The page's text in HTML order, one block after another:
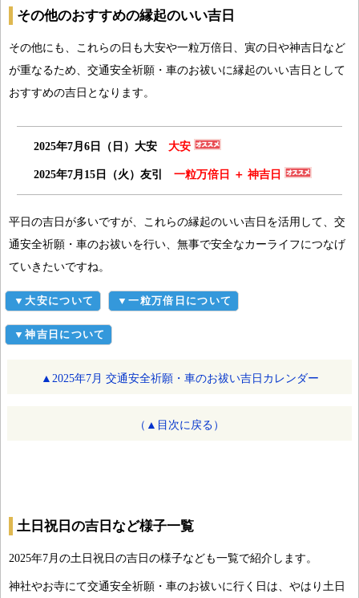
その他のおすすめの縁起のいい吉日
その他にも、これらの日も大安や一粒万倍日、寅の日や神吉日など
が重なるため、交通安全祈願・車のお祓いに縁起のいい吉日として
おすすめの吉日となります。
2025年7月6日（日）大安 大安
2025年7月15日（火）友引 一粒万倍日 ＋ 神吉日
平日の吉日が多いですが、これらの縁起のいい吉日を活用して、交
通安全祈願・車のお祓いを行い、無事で安全なカーライフにつなげ
ていきたいですね。
▼大安について ▼一粒万倍日について
▼神吉日について
▲2025年7月 交通安全祈願・車のお祓い吉日カレンダー
（▲目次に戻る）
土日祝日の吉日など様子一覧
2025年7月の土日祝日の吉日の様子なども一覧で紹介します。
神社やお寺にて交通安全祈願・車のお祓いに行く日は、やはり土日